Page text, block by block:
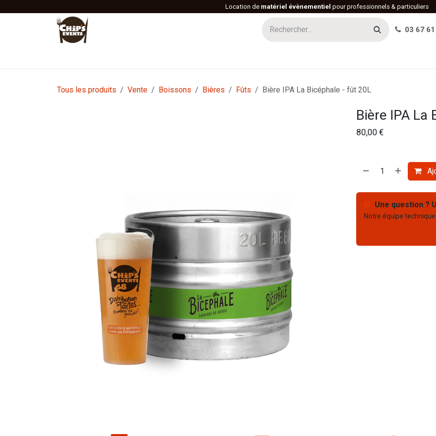
Location de matériel évènementiel pour professionnels & particuliers
03 67
Tous les produits Vente Boissons Bières Fûts Bière IPA La Bicéphale - fût 20L
Bière IPA La
80,00 €
Une question ?
Notre équipe